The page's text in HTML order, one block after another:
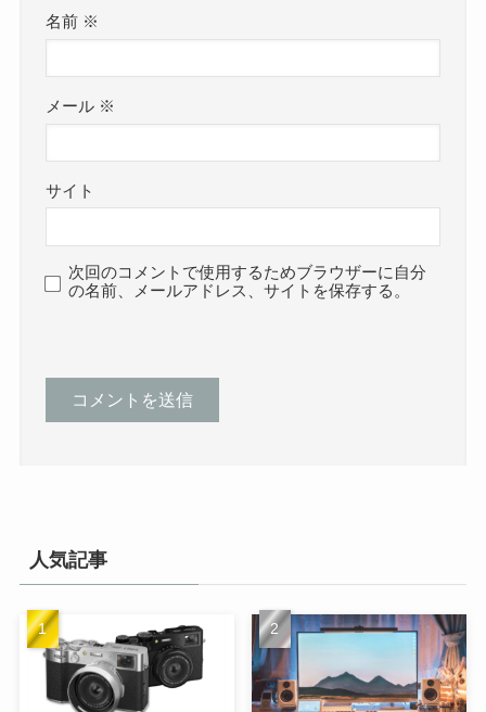
名前 ※
メール ※
サイト
次回のコメントで使用するためブラウザーに自分
の名前、メールアドレス、サイトを保存する。
人気記事